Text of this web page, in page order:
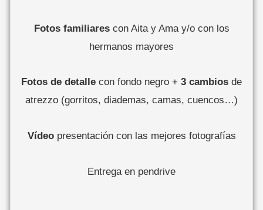
Fotos familiarescon Aita y Ama y/o con los
hermanos mayores
Fotos de detalle con fondo negro + 3 cambios de
atrezzo (gorritos, diademas, camas, cuencos…)
Vídeopresentación con las mejores fotografías
Entrega en pendrive